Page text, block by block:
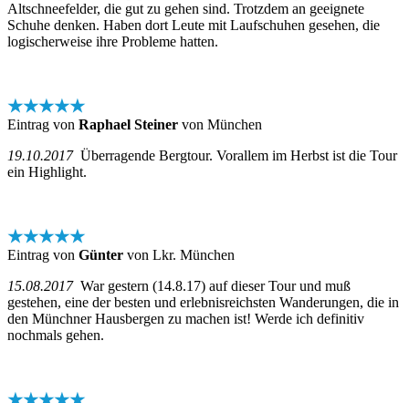
Altschneefelder, die gut zu gehen sind. Trotzdem an geeignete
Schuhe denken. Haben dort Leute mit Laufschuhen gesehen, die
logischerweise ihre Probleme hatten.
★★★★★
Eintrag von Raphael Steiner von München
19.10.2017Überragende Bergtour. Vorallem im Herbst ist die Tour
ein Highlight.
★★★★★
Eintrag von Günter von Lkr. München
15.08.2017War gestern (14.8.17) auf dieser Tour und muß
gestehen, eine der besten und erlebnisreichsten Wanderungen, die in
den Münchner Hausbergen zu machen ist! Werde ich definitiv
nochmals gehen.